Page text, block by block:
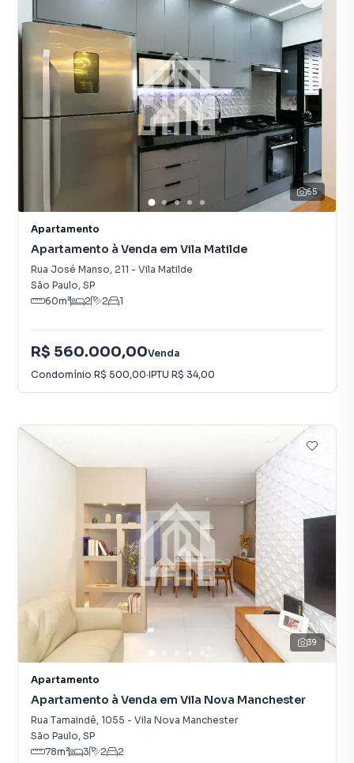
65
Apartamento
Apartamento à Venda em Vila Matilde
Rua José Manso, 211 - Vila Matilde
São Paulo, SP
60m² 2 2 1
R$ 560.000,00Venda
Condomínio R$ 500,00·IPTU R$ 34,00
39
Apartamento
Apartamento à Venda em Vila Nova Manchester
Rua Tamaindê, 1055 - Vila Nova Manchester
São Paulo, SP
78m² 3 2 2